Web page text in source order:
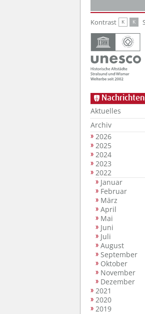
Kontrast K K
Aktuelles
Archiv
2026
2025
2024
2023
2022
Januar
Februar
März
April
Mai
Juni
Juli
August
September
Oktober
November
Dezember
2021
2020
2019